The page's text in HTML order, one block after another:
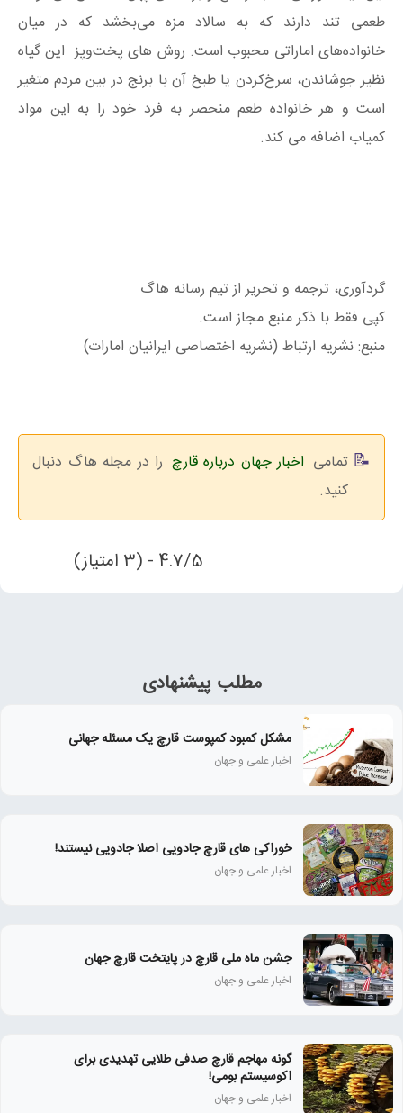
طعمی تند دارند که به سالاد مزه می‌بخشد که در میان
خانواده‌های اماراتی محبوب است. روش های پخت‌و‌پز این گیاه
نظیر جوشاندن، سرخ‌کردن یا طبخ آن با برنج در بین مردم متغیر
است و هر خانواده طعم منحصر به فرد خود را به این مواد
کمیاب اضافه می کند.
گردآوری، ترجمه و تحریر از تیم رسانه هاگ
کپی فقط با ذکر منبع مجاز است.
منبع: نشریه ارتباط (نشریه اختصاصی ایرانیان امارات)
تمامی اخبار جهان درباره قارچ را در مجله هاگ دنبال
کنید.
4.7/5 - (3 امتیاز)
مطلب پیشنهادی
مشکل کمبود کمپوست قارچ یک مسئله جهانی
اخبار علمی و جهان
خوراکی های قارچ جادویی اصلا جادویی نیستند!
اخبار علمی و جهان
جشن ماه ملی قارچ در پایتخت قارچ جهان
اخبار علمی و جهان
گونه مهاجم قارچ صدفی طلایی تهدیدی برای
اکوسیستم بومی!
اخبار علمی و جهان